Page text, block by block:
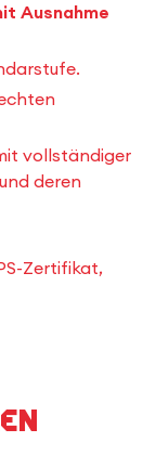
Ausnahme
vollständiger
deren
Zertifikat,